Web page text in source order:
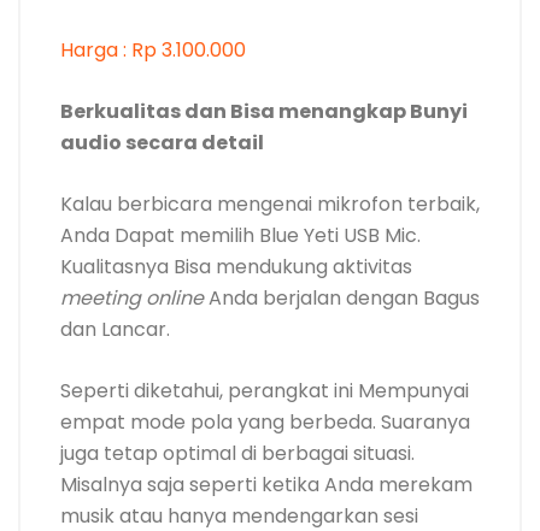
Harga : Rp 3.100.000
Berkualitas dan Bisa menangkap Bunyi
audio secara detail
Kalau berbicara mengenai mikrofon terbaik,
Anda Dapat memilih Blue Yeti USB Mic.
Kualitasnya Bisa mendukung aktivitas
meeting onlineAnda berjalan dengan Bagus
dan Lancar.
Seperti diketahui, perangkat ini Mempunyai
empat mode pola yang berbeda. Suaranya
juga tetap optimal di berbagai situasi.
Misalnya saja seperti ketika Anda merekam
musik atau hanya mendengarkan sesi